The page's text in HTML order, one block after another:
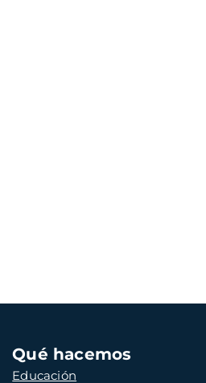
Qué hacemos
Educación